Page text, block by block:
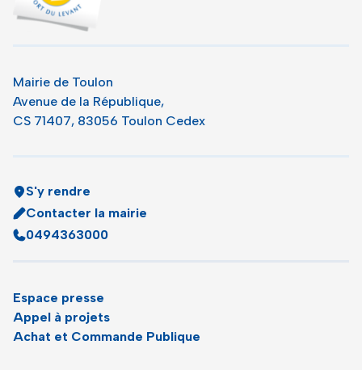
Mairie de Toulon
Avenue de la République,
CS 71407, 83056 Toulon Cedex
S'y rendre
Contacter la mairie
0494363000
Espace presse
Appel à projets
Achat et Commande Publique